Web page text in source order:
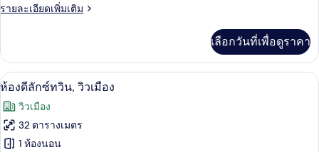
พี
บเบิล
รายละเอียดเพิ่มเติม
ราย
เกี่ยว
กับ
ห้อง
พี
เรียดั
บเบิล
เลือกวันที่เพื่อดูราคา
เปิด
ภาพถ่าย
ทั้งหมด
ของ
ห้องดีลักซ์ทวิน, วิวเมือง | เครื่องนอน
7
ห้องดีลักซ์ทวิน, วิวเมือง
วิวเมือง
32 ตารางเมตร
1 ห้องนอน